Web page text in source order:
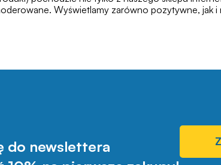
Wyświetlamy zarówno pozytywne, jak
do newslettera